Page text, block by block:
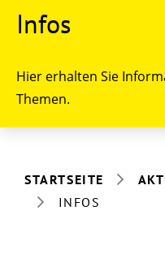
Infos
Hier erhalten Sie
Themen.
STARTSEITE
INFOS